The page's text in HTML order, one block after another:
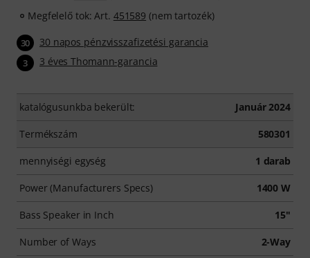
Megfelelő tok: Art. 451589 (nem tartozék)
30 30 napos pénzvisszafizetési garancia
3 3 éves Thomann-garancia
katalógusunkba bekerült: Január 2024
Termékszám 580301
mennyiségi egység 1 darab
Power (Manufacturers Specs) 1400 W
Bass Speaker in Inch 15"
Number of Ways 2-Way